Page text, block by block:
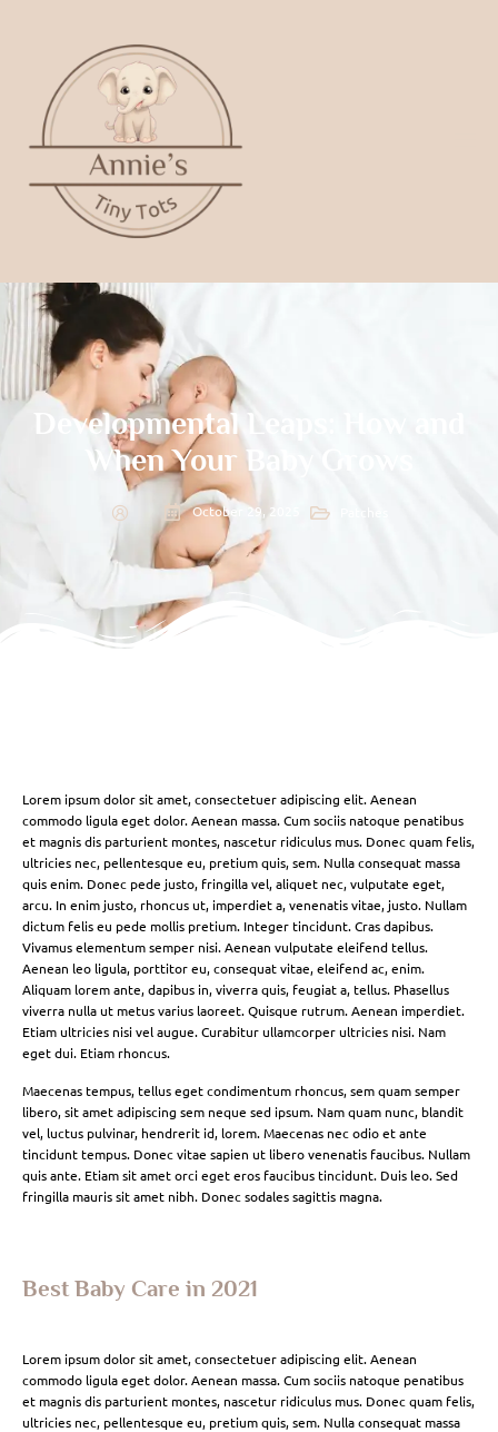
Developmental Leaps: How and
When Your Baby Grows
October 29, 2025
Lorem ipsum dolor sit amet, consectetuer adipiscing elit. Aenean
commodo ligula eget dolor. Aenean massa. Cum sociis natoque penatibus
et magnis dis parturient montes, nascetur ridiculus mus. Donec quam felis,
ultricies nec, pellentesque eu, pretium quis, sem. Nulla consequat massa
quis enim. Donec pede justo, fringilla vel, aliquet nec, vulputate eget,
arcu. In enim justo, rhoncus ut, imperdiet a, venenatis vitae, justo. Nullam
dictum felis eu pede mollis pretium. Integer tincidunt. Cras dapibus.
Vivamus elementum semper nisi. Aenean vulputate eleifend tellus.
Aenean leo ligula, porttitor eu, consequat vitae, eleifend ac, enim.
Aliquam lorem ante, dapibus in, viverra quis, feugiat a, tellus. Phasellus
viverra nulla ut metus varius laoreet. Quisque rutrum. Aenean imperdiet.
Etiam ultricies nisi vel augue. Curabitur ullamcorper ultricies nisi. Nam
eget dui. Etiam rhoncus.
Maecenas tempus, tellus eget condimentum rhoncus, sem quam semper
libero, sit amet adipiscing sem neque sed ipsum. Nam quam nunc, blandit
vel, luctus pulvinar, hendrerit id, lorem. Maecenas nec odio et ante
tincidunt tempus. Donec vitae sapien ut libero venenatis faucibus. Nullam
quis ante. Etiam sit amet orci eget eros faucibus tincidunt. Duis leo. Sed
fringilla mauris sit amet nibh. Donec sodales sagittis magna.
Best Baby Care in 2021
Lorem ipsum dolor sit amet, consectetuer adipiscing elit. Aenean
commodo ligula eget dolor. Aenean massa. Cum sociis natoque penatibus
et magnis dis parturient montes, nascetur ridiculus mus. Donec quam felis,
ultricies nec, pellentesque eu, pretium quis, sem. Nulla consequat massa